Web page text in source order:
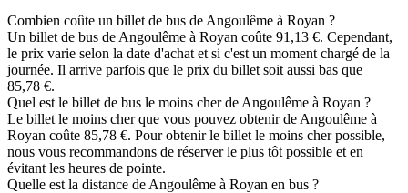
Combien coûte un billet de bus de Angoulême à Royan ?
Un billet de bus de Angoulême à Royan coûte 91,13 €. Cependant,
le prix varie selon la date d'achat et si c'est un moment chargé de la
journée. Il arrive parfois que le prix du billet soit aussi bas que
85,78 €.
Quel est le billet de bus le moins cher de Angoulême à Royan ?
Le billet le moins cher que vous pouvez obtenir de Angoulême à
Royan coûte 85,78 €. Pour obtenir le billet le moins cher possible,
nous vous recommandons de réserver le plus tôt possible et en
évitant les heures de pointe.
Quelle est la distance de Angoulême à Royan en bus ?